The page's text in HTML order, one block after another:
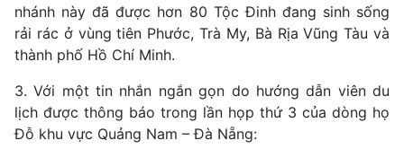
nhánh này đã được hơn 80 Tộc Đinh đang sinh sống
rải rác ở vùng tiên Phước, Trà My, Bà Rịa Vũng Tàu và
thành phố Hồ Chí Minh.
3. Với một tin nhắn ngắn gọn do hướng dẫn viên du
lịch được thông báo trong lần họp thứ 3 của dòng họ
Đỗ khu vực Quảng Nam – Đà Nẵng: